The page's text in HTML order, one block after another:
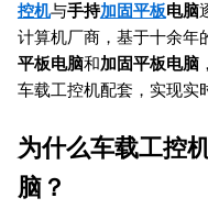
控机与手持加固平板电脑
计算机厂商，基于十余年
平板电脑和加固平板电脑
车载工控机配套，实现实
为什么车载工控
脑？